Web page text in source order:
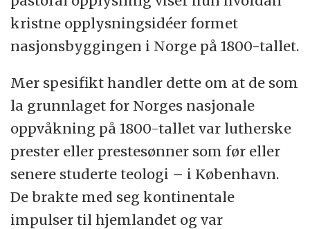
kristne opplysningsidéer formet
nasjonsbyggingen i Norge på 1800-tallet.
Mer spesifikt handler dette om at de som
la grunnlaget for Norges nasjonale
oppvåkning på 1800-tallet var lutherske
prester eller prestesønner som før eller
senere studerte teologi – i København.
De brakte med seg kontinentale
impulser til hjemlandet og var